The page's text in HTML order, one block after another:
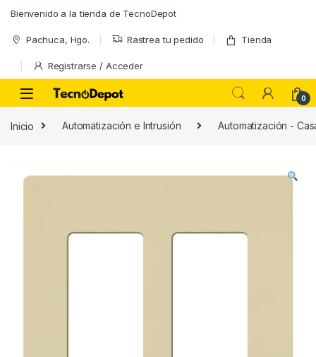
Bienvenido a la tienda de TecnoDepot
Pachuca, Hgo. Rastrea tu pedido Tienda
Registrarse / Acceder
0
Inicio Automatización e Intrusión Automatización -